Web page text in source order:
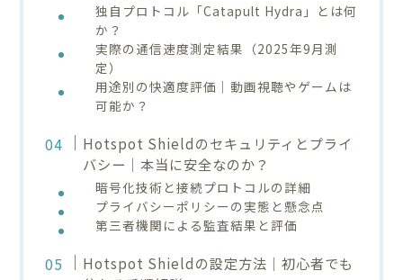
独自プロトコル「Catapult Hydra」とは何
か？
実際の通信速度測定結果（2025年9月測
定）
用途別の快適度評価｜動画視聴やゲームは
可能か？
Hotspot Shieldのセキュリティとプライ
バシー｜本当に安全なのか？
暗号化技術と接続プロトコルの詳細
プライバシーポリシーの実態と懸念点
第三者機関による監査結果と評価
Hotspot Shieldの設定方法｜初心者でも